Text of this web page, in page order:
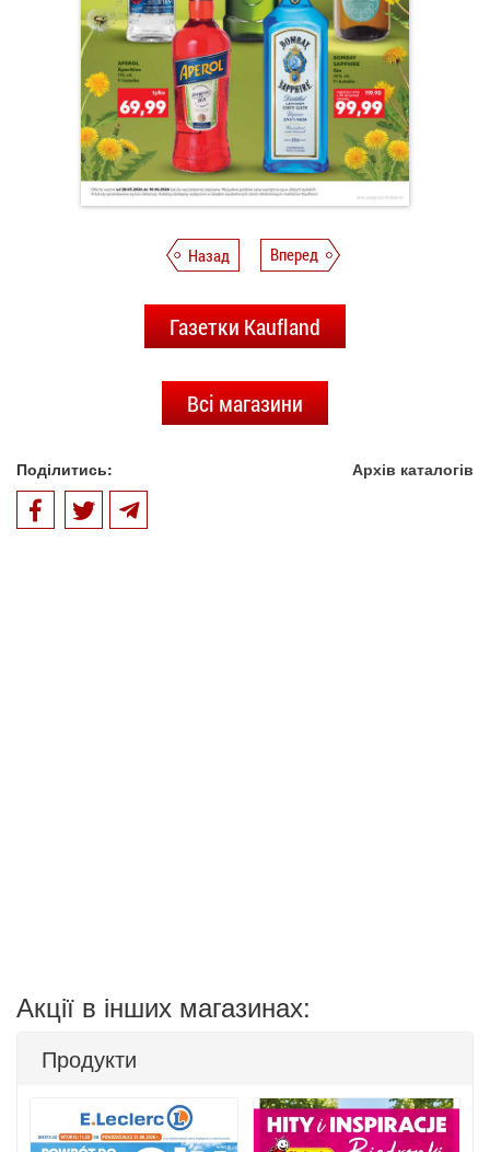
Назад Вперед
Газетки Kaufland
Всі магазини
Поділитись: Архів каталогів
Акції в інших магазинах:
Продукти